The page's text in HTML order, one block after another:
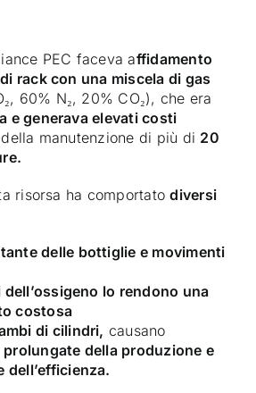
PEC faceva affidamento
rack con una miscela di gas
60% N₂, 20% CO₂), che era
e generava elevati costi
manutenzione di più di 20
risorsa ha comportatodiversi
delle bottiglie e movimenti
lo rendono una
costosa
di cilindri, causano
della produzione e
dell’efficienza.